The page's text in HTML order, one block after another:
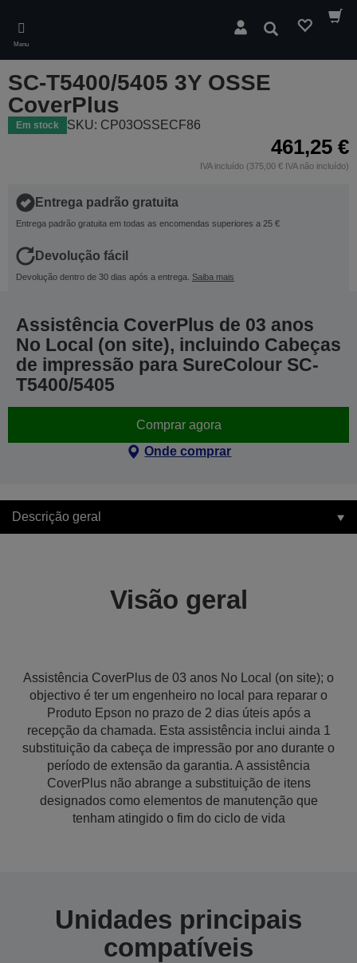
main
content
Menu
Pesquisar
SC-T5400/5405 3Y OSSE
CoverPlus
Em stock SKU: CP03OSSECF86
461,25 €
IVA incluído (375,00 € IVA não incluído)
Entrega padrão gratuita
Entrega padrão gratuita em todas as encomendas superiores a 25 €
Devolução fácil
Devolução dentro de 30 dias após a entrega. Saiba mais
Assistência CoverPlus de 03 anos
No Local (on site), incluindo Cabeças
de impressão para SureColour SC-
T5400/5405
Comprar agora
Onde comprar
Descrição geral
Visão geral
Assistência CoverPlus de 03 anos No Local (on site); o
objectivo é ter um engenheiro no local para reparar o
Produto Epson no prazo de 2 dias úteis após a
recepção da chamada. Esta assistência inclui ainda 1
substituição da cabeça de impressão por ano durante o
período de extensão da garantia. A assistência
CoverPlus não abrange a substituição de itens
designados como elementos de manutenção que
tenham atingido o fim do ciclo de vida
Unidades principais
compatíveis